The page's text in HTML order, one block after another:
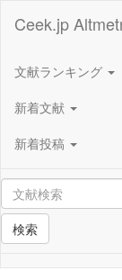
Ceek.jp
文献ランキング
新着文献
新着投稿
検索